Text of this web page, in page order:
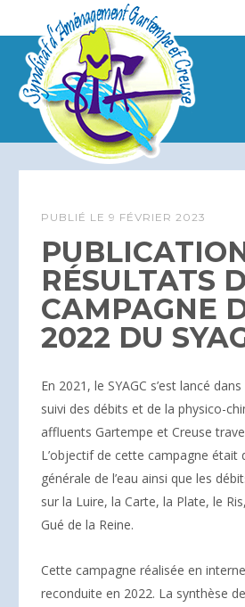
PUBLIÉ LE 9 FÉVRIER 2023
RÉSULTATS
CAMPAGNE
2022 DU
En 2021, le SYAGC s’est lancé
suivi des débits et de la physico-
affluents Gartempe et Creuse
L’objectif de cette campagne était
générale de l’eau ainsi que les
sur la Luire, la Carte, la Plate, le
Gué de la Reine.
Cette campagne réalisée en
reconduite en 2022. La synthèse